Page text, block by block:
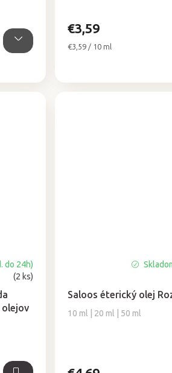
€3,59
Jednotková
€3,59 / 10 ml
olejov
do 24h)
(2 ks)
Saloos éterický olej
10 ml | 20 ml | 50 ml
produktu
4,5